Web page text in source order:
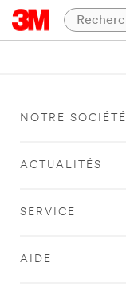
NOTRE SOCIÉTÉ
ACTUALITÉS
SERVICE
AIDE